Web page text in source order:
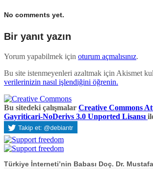
No comments yet.
Bir yanıt yazın
Yorum yapabilmek için oturum açmalısınız.
Bu site istenmeyenleri azaltmak için Akismet
verilerinizin nasıl işlendiğini öğrenin.
Bu sitedeki çalışmalar Creative Commons
Gayriticari-NoDerivs 3.0 Unported Lisansı
Türkiye İnterneti’nin Babası Doç. Dr. Mustafa